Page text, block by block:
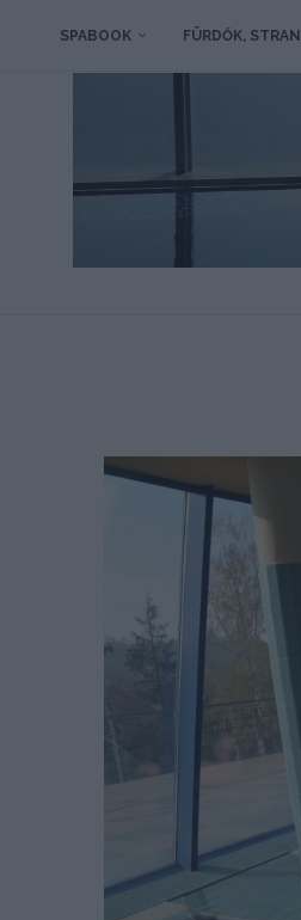
SPABOOK FÜRDŐK,